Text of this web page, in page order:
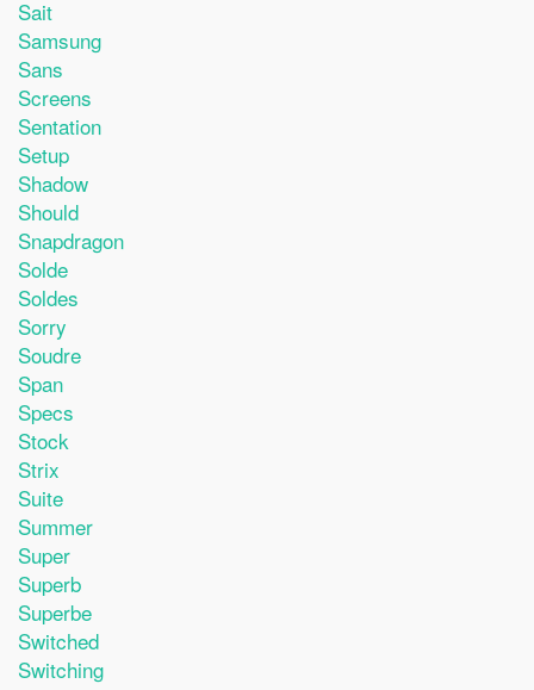
Sait
Samsung
Sans
Screens
Sentation
Setup
Shadow
Should
Snapdragon
Solde
Soldes
Sorry
Soudre
Span
Specs
Stock
Strix
Suite
Summer
Super
Superb
Superbe
Switched
Switching